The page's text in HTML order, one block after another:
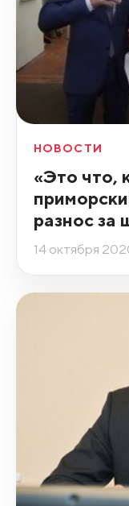
НОВОСТИ
«Это что,
разнос за
14 октября